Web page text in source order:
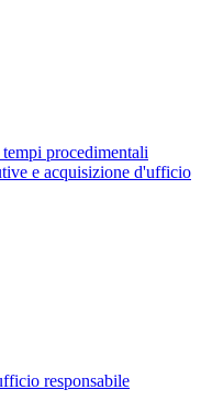
procedimentali
e acquisizione d'ufficio
responsabile